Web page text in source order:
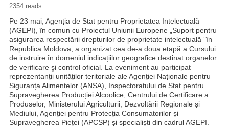
Pe 23 mai, Agenția de Stat pentru Proprietatea Intelectuală
(AGEPI), în comun cu Proiectul Uniunii Europene „Suport pentru
asigurarea respectării drepturilor de proprietate intelectuală” în
Republica Moldova, a organizat cea de-a doua etapă a Cursului
de instruire în domeniul indicațiilor geografice destinat organelor
de verificare şi control oficial. La eveniment au participat
reprezentanții unităților teritoriale ale Agenției Naționale pentru
Siguranța Alimentelor (ANSA), Inspectoratului de Stat pentru
Supravegherea Producției Alcoolice, Centrului de Certificare a
Produselor, Ministerului Agriculturii, Dezvoltării Regionale și
Mediului, Agenției pentru Protecția Consumatorilor și
Supravegherea Pieței (APCSP) și specialiști din cadrul AGEPI.
2354 reads